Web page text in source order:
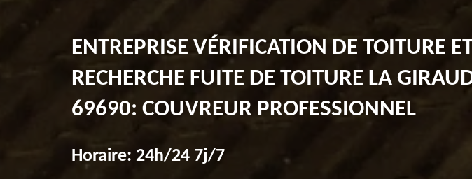
ENTREPRISE VÉRIFICATION DE TOITURE
RECHERCHE FUITE DE TOITURE LA
69690: COUVREUR PROFESSIONNEL
Horaire: 24h/24 7j/7